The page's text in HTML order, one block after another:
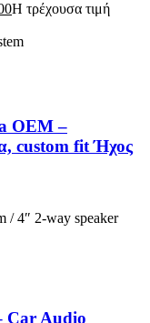
Η τρέχουσα τιμή
OEM –
custom fit Ήχος
/ 4″ 2-way speaker
Car Audio